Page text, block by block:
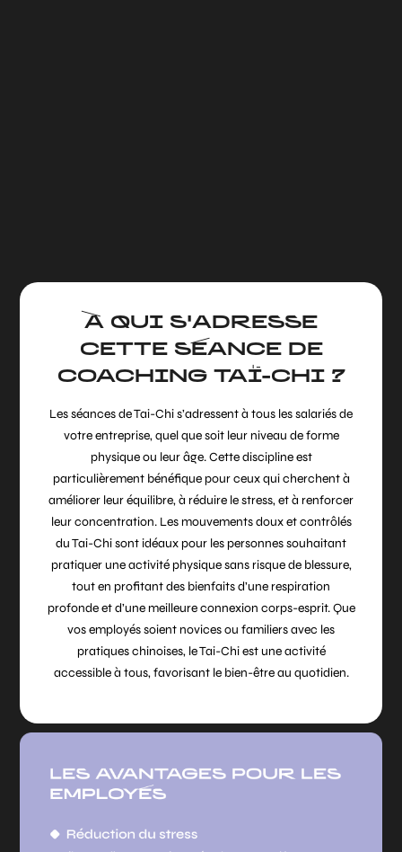
À QUI S'ADRESSE
CETTE SÉANCE DE
COACHING TAÏ-CHI ?
Les séances de Tai-Chi s’adressent à tous les salariés de
votre entreprise, quel que soit leur niveau de forme
physique ou leur âge. Cette discipline est
particulièrement bénéfique pour ceux qui cherchent à
améliorer leur équilibre, à réduire le stress, et à renforcer
leur concentration. Les mouvements doux et contrôlés
du Tai-Chi sont idéaux pour les personnes souhaitant
pratiquer une activité physique sans risque de blessure,
tout en profitant des bienfaits d’une respiration
profonde et d’une meilleure connexion corps-esprit. Que
vos employés soient novices ou familiers avec les
pratiques chinoises, le Tai-Chi est une activité
accessible à tous, favorisant le bien-être au quotidien.